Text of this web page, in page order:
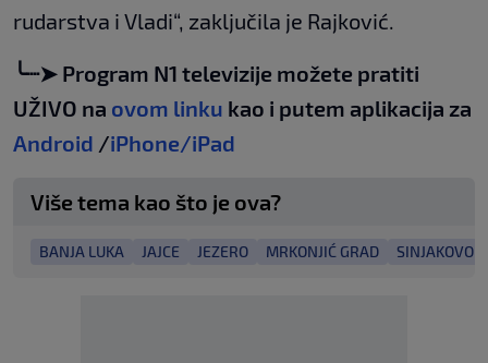
rudarstva i Vladi“, zaključila je Rajković.
╰┈➤ Program N1 televizije možete pratiti
UŽIVO na ovom linku kao i putem aplikacija za
Android /iPhone/iPad
Više tema kao što je ova?
BANJA LUKA JAJCE JEZERO MRKONJIĆ GRAD SINJAKOVO